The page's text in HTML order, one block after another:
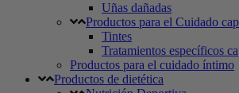
Uñas dañadas
Productos para el Cuidado
Tintes
Tratamientos específicos
Productos para el cuidado íntimo
Productos de dietética